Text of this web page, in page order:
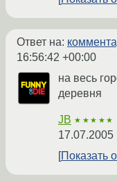
Ответ на:
16:56:42 +00:00
на весь
деревня
JB ★★★★★
17.07.2005
Показать